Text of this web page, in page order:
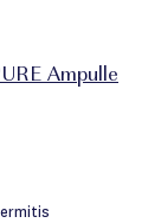
Ampulle